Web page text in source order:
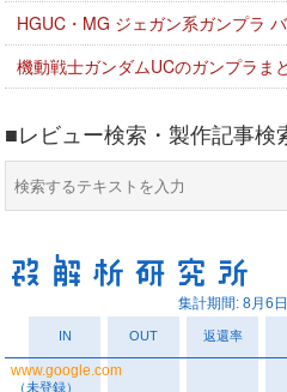
HGUC・MG ジェガン系ガンプラ
機動戦士ガンダムUCのガンプラま
■レビュー検索・製作記事検